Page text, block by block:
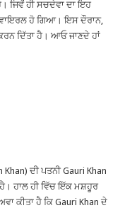
ਜਿਵੇਂ ਹੀ ਸਚਦੇਵਾ ਦਾ ਇਹ
ਹੋ ਗਿਆ। ਇਸ ਦੌਰਾਨ,
ਦਿੱਤਾ ਹੈ। ਆਓ ਜਾਣਦੇ ਹਾਂ
ਦੀ ਪਤਨੀ Gauri Khan
ਹਾਲ ਹੀ ਵਿੱਚ ਇੱਕ ਮਸ਼ਹੂਰ
ਕੀਤਾ ਹੈ ਕਿ Gauri Khan ਦੇ